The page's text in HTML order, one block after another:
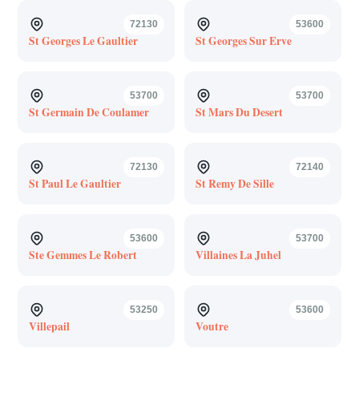
72130
St Georges Le Gaultier
53600
St Georges Sur Erve
53700
St Germain De Coulamer
53700
St Mars Du Desert
72130
St Paul Le Gaultier
72140
St Remy De Sille
53600
Ste Gemmes Le Robert
53700
Villaines La Juhel
53250
Villepail
53600
Voutre